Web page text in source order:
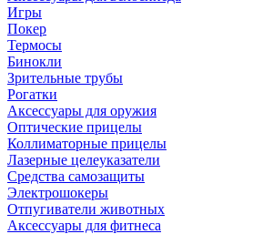
Игры
Покер
Термосы
Бинокли
Зрительные трубы
Рогатки
Аксессуары для оружия
Оптические прицелы
Коллиматорные прицелы
Лазерные целеуказатели
Средства самозащиты
Электрошокеры
Отпугиватели животных
Аксессуары для фитнеса